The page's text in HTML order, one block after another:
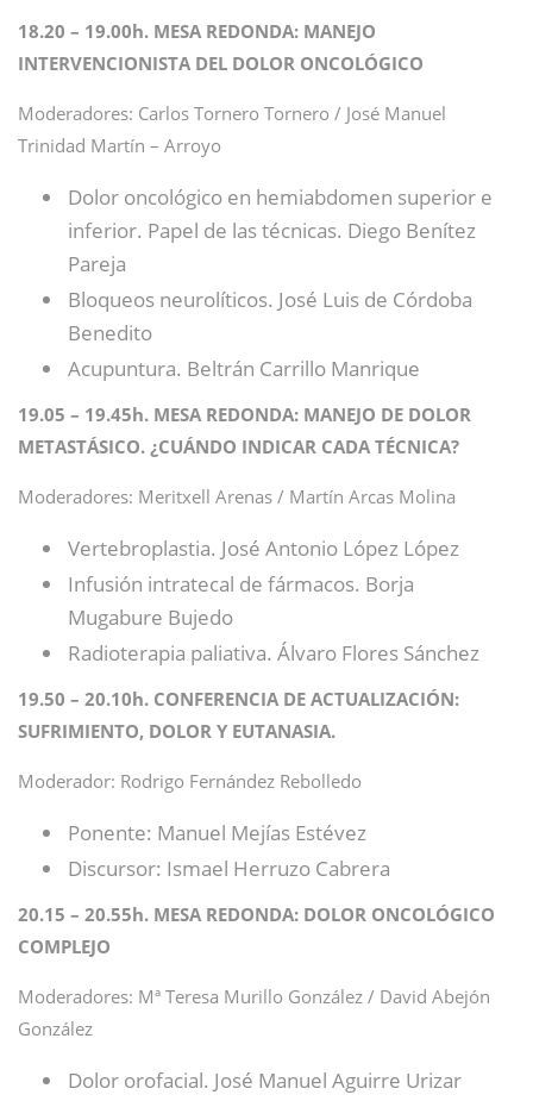
18.20 – 19.00h. MESA REDONDA: MANEJO
INTERVENCIONISTA DEL DOLOR ONCOLÓGICO
Moderadores: Carlos Tornero Tornero / José Manuel
Trinidad Martín – Arroyo
Dolor oncológico en hemiabdomen superior e
inferior. Papel de las técnicas. Diego Benítez
Pareja
Bloqueos neurolíticos. José Luis de Córdoba
Benedito
Acupuntura. Beltrán Carrillo Manrique
19.05 – 19.45h. MESA REDONDA: MANEJO DE DOLOR
METASTÁSICO. ¿CUÁNDO INDICAR CADA TÉCNICA?
Moderadores: Meritxell Arenas / Martín Arcas Molina
Vertebroplastia. José Antonio López López
Infusión intratecal de fármacos. Borja
Mugabure Bujedo
Radioterapia paliativa. Álvaro Flores Sánchez
19.50 – 20.10h. CONFERENCIA DE ACTUALIZACIÓN:
SUFRIMIENTO, DOLOR Y EUTANASIA.
Moderador: Rodrigo Fernández Rebolledo
Ponente: Manuel Mejías Estévez
Discursor: Ismael Herruzo Cabrera
20.15 – 20.55h. MESA REDONDA: DOLOR ONCOLÓGICO
COMPLEJO
Moderadores: Mª Teresa Murillo González / David Abejón
González
Dolor orofacial. José Manuel Aguirre Urizar